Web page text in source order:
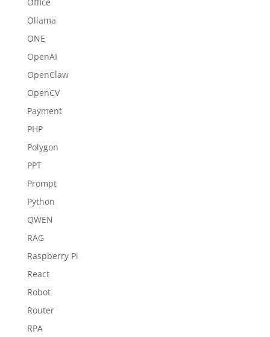
Ollama
ONE
OpenAI
OpenClaw
OpenCV
Payment
PHP
Polygon
PPT
Prompt
Python
QWEN
RAG
Raspberry Pi
React
Robot
Router
RPA